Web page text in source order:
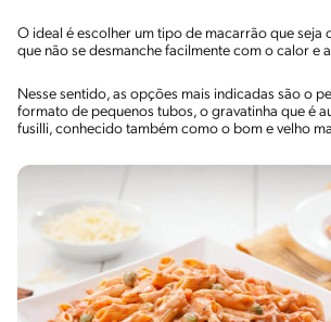
O ideal é escolher um tipo de macarrão que seja
que não se desmanche facilmente com o calor e
Nesse sentido, as opções mais indicadas são o
formato de pequenos tubos, o gravatinha que é
fusilli, conhecido também como o bom e velho